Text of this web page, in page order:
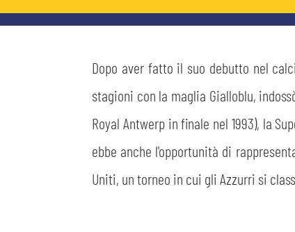
MUTTI TRAINING CENTER
MUSEO
SLO
LAVORA CON NOI
Dopo aver fatto il suo debutto nel
stagioni con la maglia Gialloblu,
Royal Antwerp in finale nel 1993), la
ebbe anche l'opportunità di
Uniti, un torneo in cui gli Azzurri si